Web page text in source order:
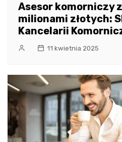
Asesor komorniczy
milionami złotych:
Kancelarii
11 kwietnia 2025